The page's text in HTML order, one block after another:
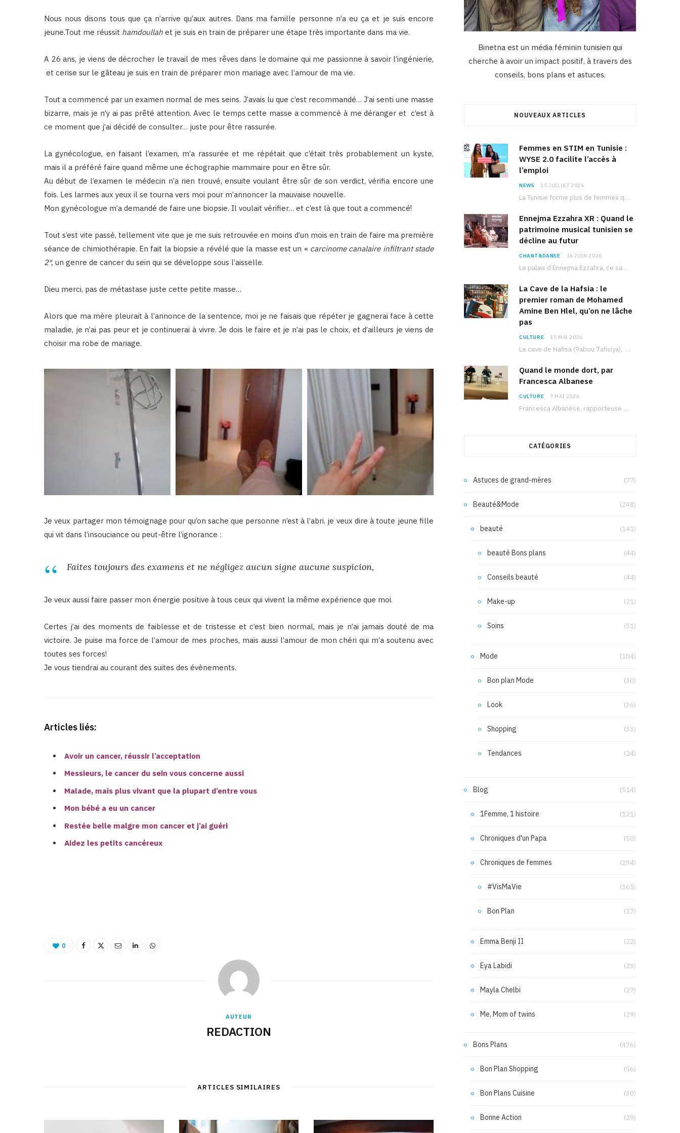
Nous nous disons tous que ça n’arrive qu’aux autres. Dans ma famille personne n’a eu ça et je suis encore
jeune.Tout me réussit hamdoullah et je suis en train de préparer une étape très importante dans ma vie.
A 26 ans, je viens de décrocher le travail de mes rêves dans le domaine qui me passionne à savoir l’ingénierie,
et cerise sur le gâteau je suis en train de préparer mon mariage avec l’amour de ma vie.
Tout a commencé par un examen normal de mes seins. J’avais lu que c’est recommandé… J’ai senti une masse
bizarre, mais je n’y ai pas prêté attention. Avec le temps cette masse a commencé à me déranger et c’est à
ce moment que j’ai décidé de consulter… juste pour être rassurée.
La gynécologue, en faisant l’examen, m’a rassurée et me répétait que c’était très probablement un kyste,
mais il a préféré faire quand même une échographie mammaire pour en être sûr.
Au début de l’examen le médecin n’a rien trouvé, ensuite voulant être sûr de son verdict, vérifia encore une
fois. Les larmes aux yeux il se tourna vers moi pour m’annoncer la mauvaise nouvelle.
Mon gynécologue m’a demandé de faire une biopsie. Il voulait vérifier… et c’est là que tout a commencé!
Tout s’est vite passé, tellement vite que je me suis retrouvée en moins d’un mois en train de faire ma première
séance de chimiothérapie. En fait la biopsie a révélé que la masse est un « carcinome canalaire infiltrant stade
2″, un genre de cancer du sein qui se développe sous l’aisselle.
Dieu merci, pas de métastase juste cette petite masse…
Alors que ma mère pleurait à l’annonce de la sentence, moi je ne faisais que répéter je gagnerai face à cette
maladie, je n’ai pas peur et je continuerai à vivre. Je dois le faire et je n’ai pas le choix, et d’ailleurs je viens de
choisir ma robe de mariage.
Je veux partager mon témoignage pour qu’on sache que personne n’est à l’abri. je veux dire à toute jeune fille
qui vit dans l’insouciance ou peut-être l’ignorance :
Faites toujours des examens et ne négligez aucun signe aucune suspicion,
Je veux aussi faire passer mon énergie positive à tous ceux qui vivent la même expérience que moi.
Certes j’ai des moments de faiblesse et de tristesse et c’est bien normal, mais je n’ai jamais douté de ma
victoire. Je puise ma force de l’amour de mes proches, mais aussi l’amour de mon chéri qui m’a soutenu avec
toutes ses forces!
Je vous tiendrai au courant des suites des évènements.
Articles liés:
Avoir un cancer, réussir l’acceptation
Messieurs, le cancer du sein vous concerne aussi
Malade, mais plus vivant que la plupart d’entre vous
Mon bébé a eu un cancer
Restée belle malgre mon cancer et j’ai guéri
Aidez les petits cancéreux
0
AUTEUR
REDACTION
ARTICLES SIMILAIRES
Binetna est un média féminin tunisien qui
cherche à avoir un impact positif, à travers des
conseils, bons plans et astuces.
NOUVEAUX ARTICLES
Femmes en STIM en Tunisie :
WYSE 2.0 facilite l’accès à
l’emploi
NEWS 15 JUILLET 2026
La Tunisie forme plus de femmes que d’hommes dans les filières scientifiques. Pourtant, pour beaucoup…
Ennejma Ezzahra XR : Quand le
patrimoine musical tunisien se
décline au futur
CHANT&DANSE 16 JUIN 2026
Le palais d’Ennejma Ezzahra, ce sanctuaire de la musique tunisienne et méditerranéenne construit par le…
La Cave de la Hafsia : le
premier roman de Mohamed
Amine Ben Hlel, qu’on ne lâche
pas
CULTURE 15 MAI 2026
Le cave de Hafisa (9abou 7afisiya), premier roman du journaliste tunisien Mohamed Amine Ben Hlel,…
Quand le monde dort, par
Francesca Albanese
CULTURE 7 MAI 2026
Francesca Albanese, rapporteuse spéciale de l’ONU sur les territoires palestiniens occupés, était à Tunis pour…
CATÉGORIES
Astuces de grand-mères (77)
Beauté&Mode (248)
beauté (141)
beauté Bons plans (44)
Conseils beauté (44)
Make-up (21)
Soins (51)
Mode (104)
Bon plan Mode (30)
Look (36)
Shopping (33)
Tendances (24)
Blog (514)
1Femme, 1 histoire (121)
Chroniques d'un Papa (50)
Chroniques de femmes (294)
#VisMaVie (165)
Bon Plan (17)
Emma Benji II (22)
Eya Labidi (23)
Mayla Chelbi (27)
Me, Mom of twins (29)
Bons Plans (476)
Bon Plan Shopping (56)
Bon Plans Cuisine (30)
Bonne Action (29)